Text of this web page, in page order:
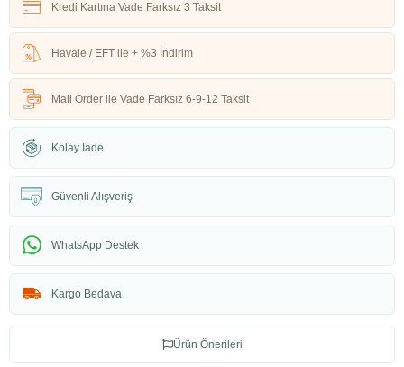
Kredi Kartına Vade Farksız 3 Taksit
Havale / EFT ile + %3 İndirim
Mail Order ile Vade Farksız 6-9-12 Taksit
Kolay İade
Güvenli Alışveriş
WhatsApp Destek
Kargo Bedava
Ürün Önerileri